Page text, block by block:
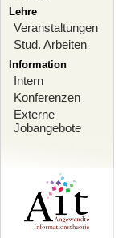
Lehre
Veranstaltungen
Stud. Arbeiten
Information
Intern
Konferenzen
Externe
Jobangebote